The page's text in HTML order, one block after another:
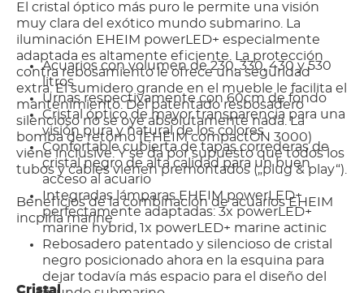
El cristal óptico más puro le permite una visión
muy clara del exótico mundo submarino. La
iluminación EHEIM powerLED+ especialmente
adaptada es altamente eficiente. La protección
contra rebosamiento le ofrece una seguridad
extra. El sumidero grande en el mueble le facilita el
mantenimiento. Del patentado resbosadero
silencioso no se oye absolutamente nada. La
bomba de retorno (EHEIM compactON 3000)
viene inclusive. Y se da por supuesto que todos los
tubos y cables vienen premontados („plug & play“).
Beneficios de la combinación de acuarios EHEIM
incpiria marine
Acuarios con volumen de 230, 330, 430 y 530
litros
Urnas respectivamente con 60cm de fondo
Cristal óptico de mayor transparencia para una
visión pura y natural de los colores
Confortable cubierta de tapas correderas de
cristal negro de alta calidad para un buen
acceso al acuario
Integradas lámparas EHEIM powerLED+
perfectamente adaptadas: 3x powerLED+
marine hybrid, 1x powerLED+ marine actinic
Rebosadero patentado y silencioso de cristal
negro posicionado ahora en la esquina para
dejar todavía más espacio para el diseño del
Cristal